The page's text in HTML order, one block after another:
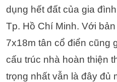
dụng hết đất của gia
Tp. Hồ Chí Minh. Với
7x18m tân cổ điển cũng
cấu trúc nhà hoàn thiện
trọng nhất vẫn là đây đủ